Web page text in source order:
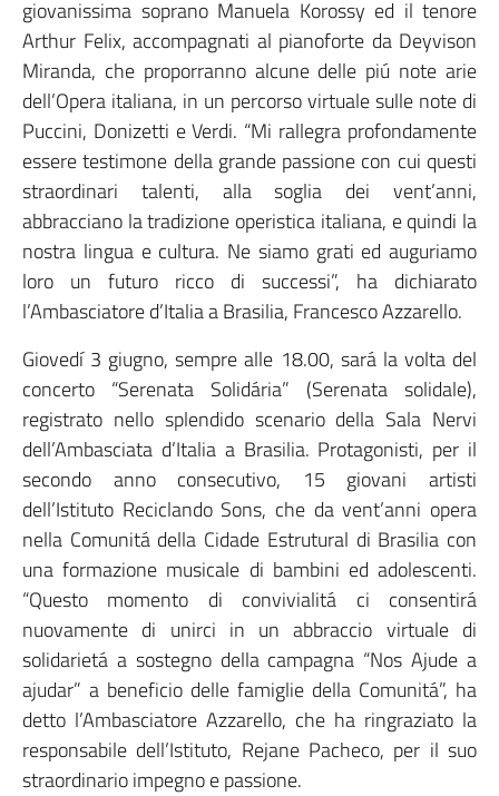
giovanissima soprano Manuela Korossy ed il tenore
Arthur Felix, accompagnati al pianoforte da Deyvison
Miranda, che proporranno alcune delle piú note arie
dell’Opera italiana, in un percorso virtuale sulle note di
Puccini, Donizetti e Verdi. “Mi rallegra profondamente
essere testimone della grande passione con cui questi
straordinari talenti, alla soglia dei vent’anni,
abbracciano la tradizione operistica italiana, e quindi la
nostra lingua e cultura. Ne siamo grati ed auguriamo
loro un futuro ricco di successi”, ha dichiarato
l’Ambasciatore d’Italia a Brasilia, Francesco Azzarello.
Giovedí 3 giugno, sempre alle 18.00, sará la volta del
concerto “Serenata Solidária” (Serenata solidale),
registrato nello splendido scenario della Sala Nervi
dell’Ambasciata d’Italia a Brasilia. Protagonisti, per il
secondo anno consecutivo, 15 giovani artisti
dell’Istituto Reciclando Sons, che da vent’anni opera
nella Comunitá della Cidade Estrutural di Brasilia con
una formazione musicale di bambini ed adolescenti.
“Questo momento di convivialitá ci consentirá
nuovamente di unirci in un abbraccio virtuale di
solidarietá a sostegno della campagna “Nos Ajude a
ajudar” a beneficio delle famiglie della Comunitá”, ha
detto l’Ambasciatore Azzarello, che ha ringraziato la
responsabile dell’Istituto, Rejane Pacheco, per il suo
straordinario impegno e passione.